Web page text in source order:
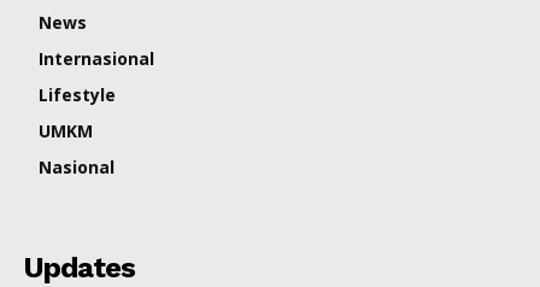
News
Internasional
Lifestyle
UMKM
Nasional
Updates